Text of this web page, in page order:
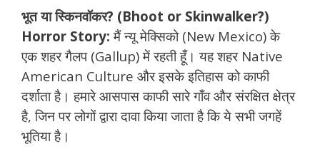
भूत या स्किनवॉकर? (Bhoot or Skinwalker?)
Horror Story:मैं न्यू मेक्सिको (New Mexico) के
एक शहर गैलप (Gallup) में रहती हूँ। यह शहर Native
American Culture और इसके इतिहास को काफी
दर्शाता है। हमारे आसपास काफी सारे गाँव और संरक्षित क्षेत्र
है, जिन पर लोगों द्वारा दावा किया जाता है कि ये सभी जगहें
भूतिया है।